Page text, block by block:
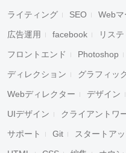
ライティング SEO Web
広告運用 facebook リス
フロントエンド Photoshop
ディレクション グラフィッ
Webディレクター デザイン
UIデザイン クライアントワ
サポート Git スタートア